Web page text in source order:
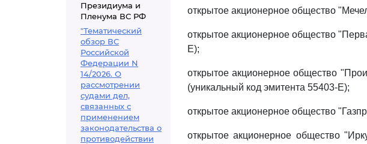
Президиума и
Пленума ВС РФ
"Тематический
обзор ВС
Российской
Федерации N
14/2026. О
рассмотрении
судами дел,
связанных с
применением
законодательства о
противодействии
открытое акционерное общество
открытое акционерное общество
E);
открытое акционерное общество
(уникальный код эмитента 55403-E);
открытое акционерное общество
открытое акционерное общество